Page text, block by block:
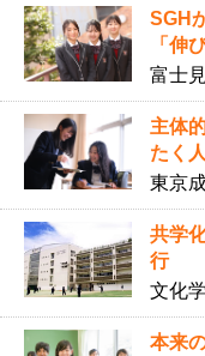
SGH
「伸
富士
主体
たく
東京
共学
行
文化
本来